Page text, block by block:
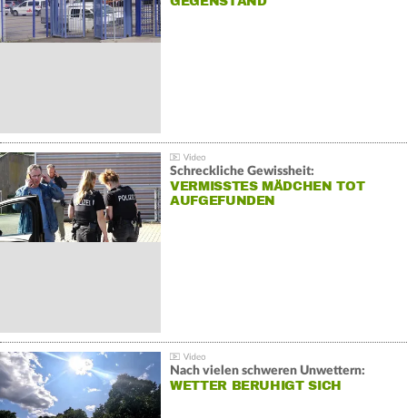
Schreckliche Gewissheit:
VERMISSTES MÄDCHEN TOT
AUFGEFUNDEN
Nach vielen schweren Unwettern:
WETTER BERUHIGT SICH